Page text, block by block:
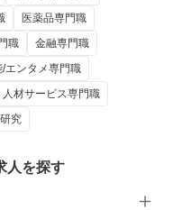
医薬品専門職
職
金融専門職
エンタメ専門職
人材サービス専門職
究
人を探す